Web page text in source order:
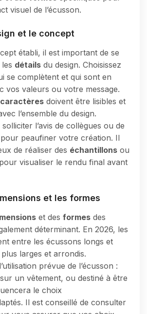
visuel de l’écusson.
et le concept
établi, il est important de se
détails du design. Choisissez
se complètent et qui sont en
vos valeurs ou votre message.
doivent être lisibles et
l’ensemble du design.
solliciter l’avis de collègues ou de
peaufiner votre création. Il
de réaliser des échantillons ou
visualiser le rendu final avant
et les formes
et des formes des
déterminant. En 2026, les
entre les écussons longs et
larges et arrondis.
prévue de l’écusson :
un vêtement, ou destiné à être
le choix
Il est conseillé de consulter